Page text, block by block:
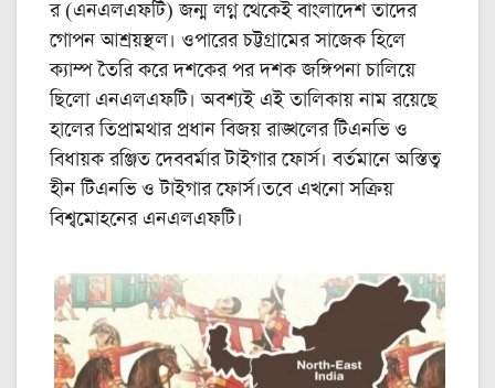
র (এনএলএফটি) জন্ম লগ্ন থেকেই বাংলাদেশ তাদের
গোপন আশ্রয়স্থল। ওপারের চট্টগ্রামের সাজেক হিলে
ক্যাম্প তৈরি করে দশকের পর দশক জঙ্গিপনা চালিয়ে
ছিলো এনএলএফটি। অবশ্যই এই তালিকায় নাম রয়েছে
হালের তিপ্রামথার প্রধান বিজয় রাঙ্খলের টিএনভি ও
বিধায়ক রঞ্জিত দেববর্মার টাইগার ফোর্স। বর্তমানে অস্তিত্ব
হীন টিএনভি ও টাইগার ফোর্স।তবে এখনো সক্রিয়
বিশ্বমোহনের এনএলএফটি।